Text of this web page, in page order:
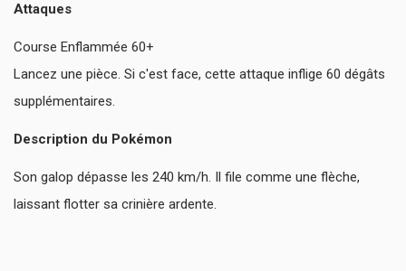
Attaques
Course Enflammée 60+
Lancez une pièce. Si c'est face, cette attaque inflige 60 dégâts
supplémentaires.
Description du Pokémon
Son galop dépasse les 240 km/h. Il file comme une flèche,
laissant flotter sa crinière ardente.